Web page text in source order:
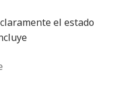
el estado